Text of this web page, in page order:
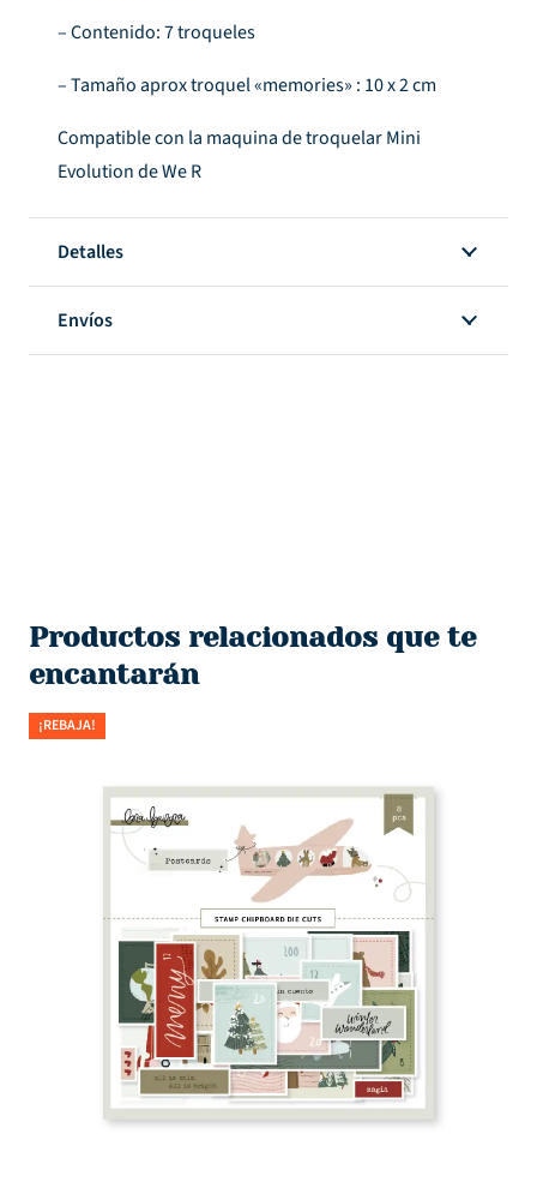
– Contenido: 7 troqueles
– Tamaño aprox troquel «memories» : 10 x 2 cm
Compatible con la maquina de troquelar Mini
Evolution de We R
Detalles
Envíos
Productos relacionados que te
encantarán
¡REBAJA!